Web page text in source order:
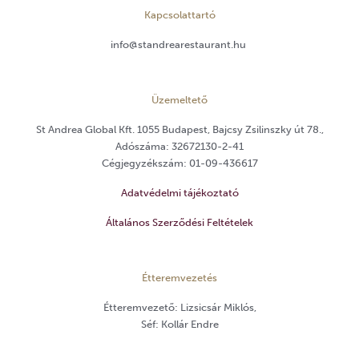
Kapcsolattartó
info@standrearestaurant.hu
Üzemeltető
St Andrea Global Kft. 1055 Budapest, Bajcsy Zsilinszky út 78.,
Adószáma: 32672130-2-41
Cégjegyzékszám: 01-09-436617
Adatvédelmi tájékoztató
Általános Szerződési Feltételek
Étteremvezetés
Étteremvezető: Lizsicsár Miklós,
Séf: Kollár Endre